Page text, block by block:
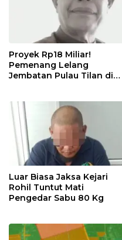
Proyek Rp18 Miliar!
Pemenang Lelang
Jembatan Pulau Tilan di
Dipertanyakan
Luar Biasa Jaksa Kejari
Rohil Tuntut Mati
Pengedar Sabu 80 Kg